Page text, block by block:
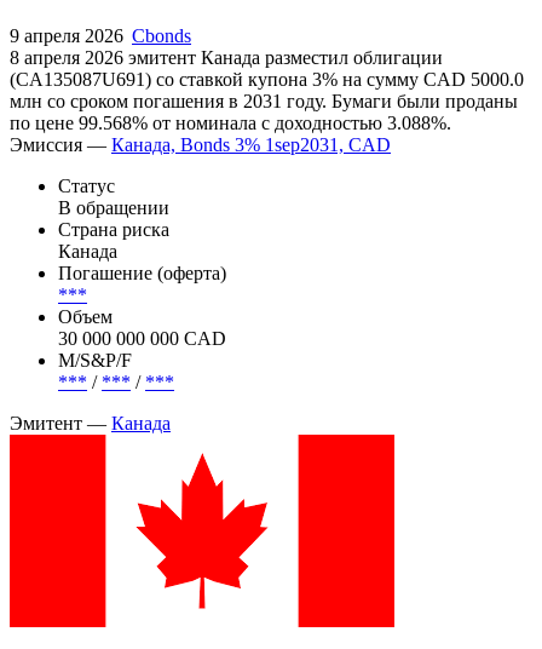
9 апреля 2026 Cbonds
8 апреля 2026 эмитент Канада разместил облигации
(CA135087U691) cо ставкой купона 3% на сумму CAD 5000.0
млн со сроком погашения в 2031 году. Бумаги были проданы
по цене 99.568% от номинала с доходностью 3.088%.
Эмиссия — Канада, Bonds 3% 1sep2031, CAD
Статус
В обращении
Страна риска
Канада
Погашение (оферта)
***
Объем
30 000 000 000 CAD
М/S&P/F
*** / *** / ***
Эмитент — Канада